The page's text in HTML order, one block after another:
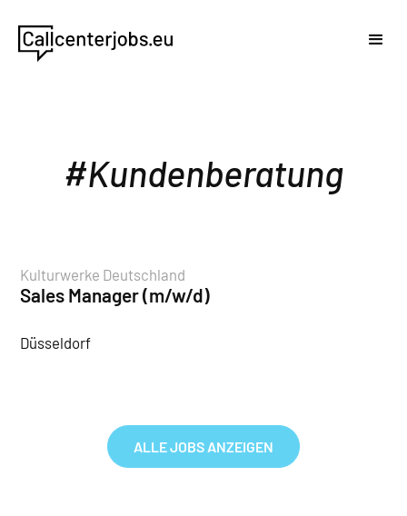
Kundenberatung
Kulturwerke Deutschland
Sales Manager (m/w/d)
Düsseldorf
ALLE JOBS ANZEIGEN